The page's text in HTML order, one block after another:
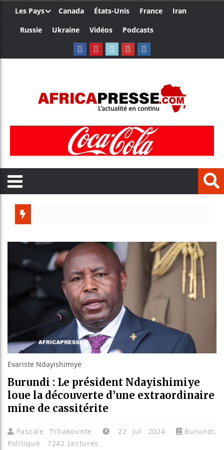
Les Pays Canada États-Unis France
Iran
Russie
Ukraine Vidéos Podcasts
Guinée
Bénin :
Evariste Ndayishimiye
Burundi : Le président Ndayishimiye
loue la découverte d’une extraordinaire
mine de cassitérite
Pascale Tchakounte 22 Jul 2024 Burundi,
Politique
7242 Lectures